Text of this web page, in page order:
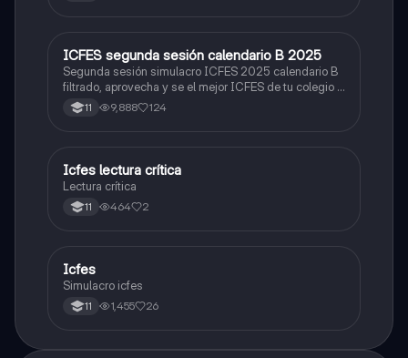
ICFES: Lectura Crítica
ICFES segunda sesión calendario B 2025
Segunda sesión simulacro ICFES 2025 calendario B
filtrado, aprovecha y se el mejor ICFES de tu colegio y
poder ingresar a universidad, y estudiar aquella
carrera con la que tanto sueñas.
11 9,888 124
Lengua Castellana
Icfes lectura crítica
Lectura crítica
11 464 2
ICFES: Sociales y Ciudadanas
Icfes
Simulacro icfes
11 1,455 26